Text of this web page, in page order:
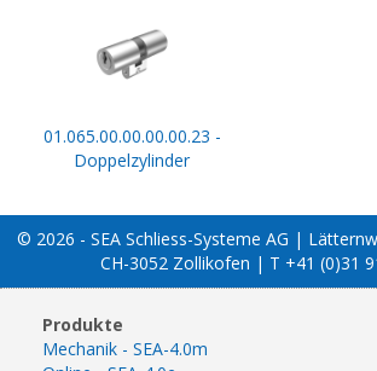
01.065.00.00.00.00.23 -
Doppelzylinder
© 2026 - SEA Schliess-Systeme AG |
CH-3052 Zollikofen | T +41 (0)31
Produkte
Mechanik - SEA-4.0m